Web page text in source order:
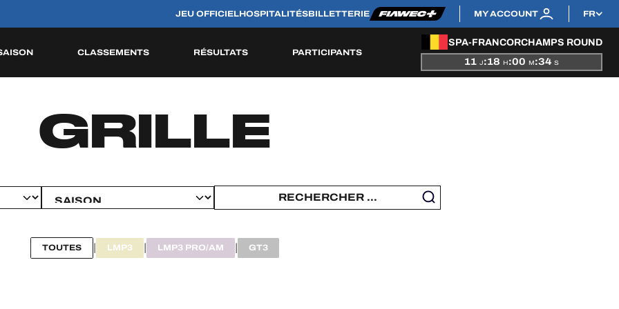
JEU OFFICIELHOSPITALITÉSBILLETTERIE MY ACCOUNT FR
CLASSEMENTS RÉSULTATS PARTICIPANTS
SPA-FRANCORCHAMPS ROUND
11 J:18 H:00 M:33 S
GRILLE
TOUTES | LMP3 | LMP3 PRO/AM | GT3